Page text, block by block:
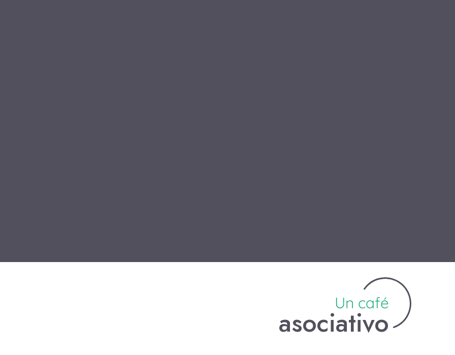
Un café
asociativo